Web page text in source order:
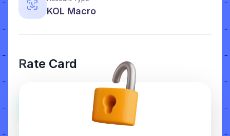
KOL Macro
Rate Card
RpXXXXXXX